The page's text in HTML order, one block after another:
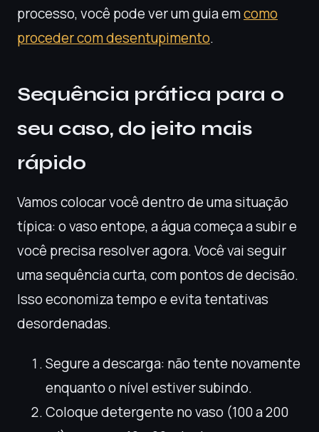
processo, você pode ver um guia emcomo
proceder com desentupimento.
Sequência prática para o
seu caso, do jeito mais
rápido
Vamos colocar você dentro de uma situação
típica: o vaso entope, a água começa a subir e
você precisa resolver agora. Você vai seguir
uma sequência curta, com pontos de decisão.
Isso economiza tempo e evita tentativas
desordenadas.
Segure a descarga: não tente novamente
enquanto o nível estiver subindo.
Coloque detergente no vaso (100 a 200